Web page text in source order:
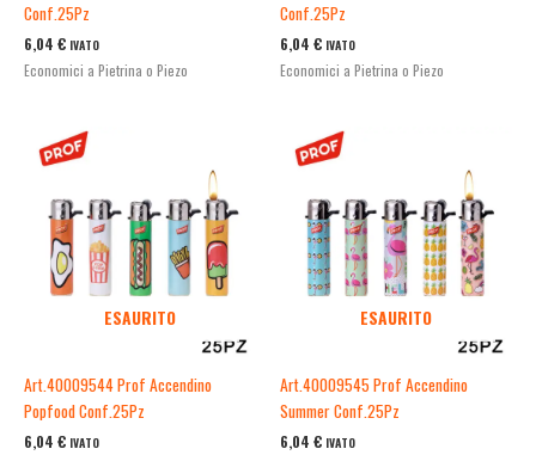
Conf.25Pz
6,04 € IVATO
Economici a Pietrina o Piezo
Conf.25Pz
6,04 € IVATO
Economici a Pietrina o Piezo
ESAURITO
Art.40009544 Prof Accendino
Popfood Conf.25Pz
6,04 € IVATO
ESAURITO
Art.40009545 Prof Accendino
Summer Conf.25Pz
6,04 € IVATO